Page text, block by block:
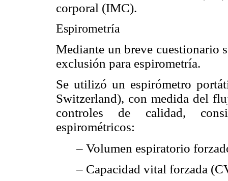
corporal (IMC).
Espirometría
Mediante un breve cuestionario
exclusión para espirometría.
Se utilizó un espirómetro
Switzerland), con medida del
controles de calidad,
espirométricos:
– Volumen espiratorio
– Capacidad vital forzada